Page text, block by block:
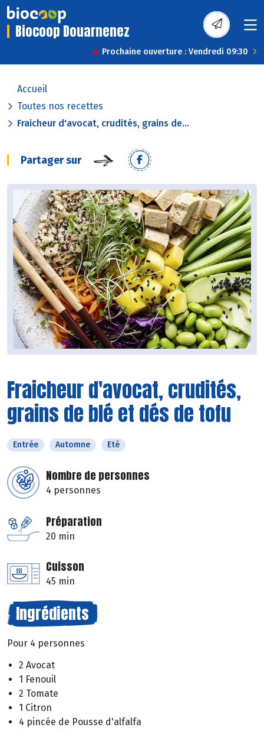
Biocoop Douarnenez
Prochaine ouverture : Vendredi 09:30
Accueil
Toutes nos recettes
Fraicheur d'avocat, crudités, grains de...
Partager sur
Fraicheur d'avocat, crudités,
grains de blé et dés de tofu
Entrée Automne Eté
Nombre de personnes
4 personnes
Préparation
20 min
Cuisson
45 min
Ingrédients
Pour 4 personnes
2 Avocat
1 Fenouil
2 Tomate
1 Citron
4 pincée de Pousse d'alfalfa